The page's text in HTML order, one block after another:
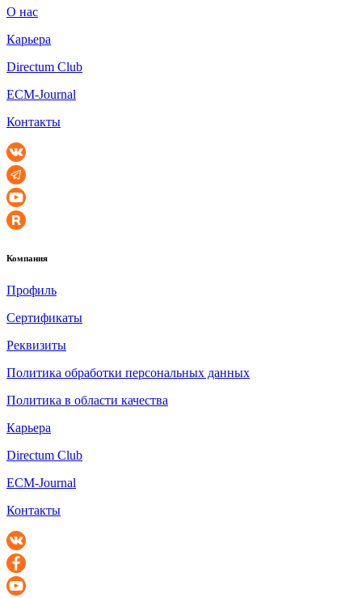
О нас
Карьера
Directum Club
ECM-Journal
Контакты
Компания
Профиль
Сертификаты
Реквизиты
Политика обработки персональных данных
Политика в области качества
Карьера
Directum Club
ECM-Journal
Контакты